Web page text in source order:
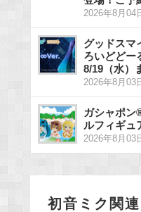
2026年8月04
グッドスマ
ろいどどー
8/19（水）
2026年8月03
ガシャポン
ルフィギュ
2026年8月03
初音ミク関